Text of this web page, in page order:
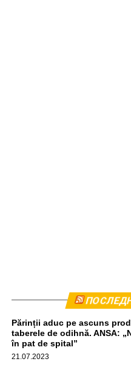
Комбайн был остановлен
метрах от места
на алкоголь, результат
передаёт unimedia.info.
выясняются.
Părinții aduc pe ascuns
taberele de odihnă. ANSA:
în pat de spital”
21.07.2023